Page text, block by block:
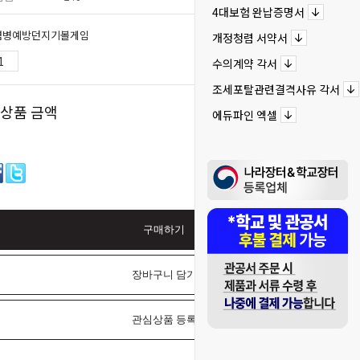
4대보험 완납증명서
개정청렴 서약서
수의계약 각서
조세포탈관련결격사유 각서
에듀파인 엑셀
예방던지기볼게임
160,000
품 금액 160,000
구매하기
장바구니 담기
관심상품 등록